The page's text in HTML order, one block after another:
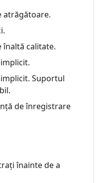
atrăgătoare.
calitate.
Suportul
de înregistrare
înainte de a